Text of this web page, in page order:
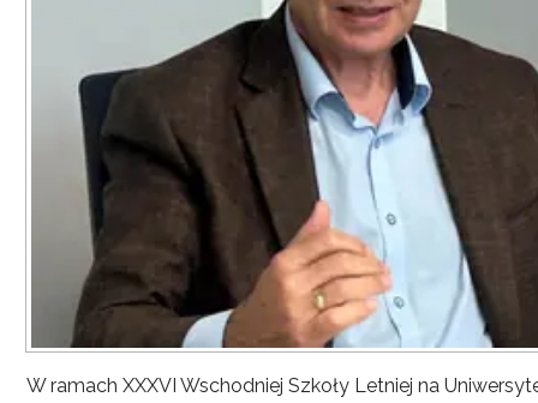
W ramach XXXVI Wschodniej Szkoły Letniej na